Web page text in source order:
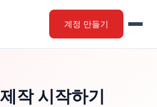
계정 만들기
작 시작하기